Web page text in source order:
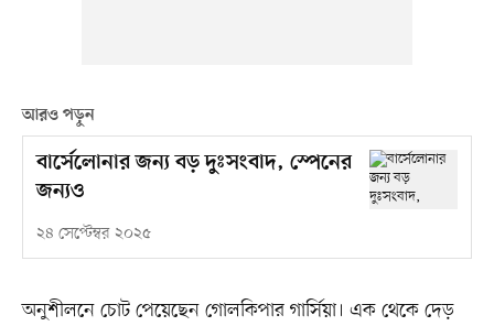
আরও পড়ুন
বার্সেলোনার জন্য বড় দুঃসংবাদ, স্পেনের
জন্যও
২৪ সেপ্টেম্বর ২০২৫
অনুশীলনে চোট পেয়েছেন গোলকিপার গার্সিয়া। এক থেকে দেড়